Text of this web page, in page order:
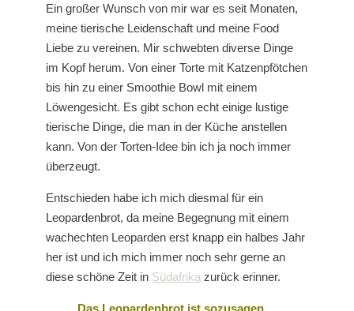
Ein großer Wunsch von mir war es seit Monaten,
meine tierische Leidenschaft und meine Food
Liebe zu vereinen. Mir schwebten diverse Dinge
im Kopf herum. Von einer Torte mit Katzenpfötchen
bis hin zu einer Smoothie Bowl mit einem
Löwengesicht. Es gibt schon echt einige lustige
tierische Dinge, die man in der Küche anstellen
kann. Von der Torten-Idee bin ich ja noch immer
überzeugt.
Entschieden habe ich mich diesmal für ein
Leopardenbrot, da meine Begegnung mit einem
wachechten Leoparden erst knapp ein halbes Jahr
her ist und ich mich immer noch sehr gerne an
diese schöne Zeit in Südafrika zurück erinner.
Das Leopardenbrot ist sozusagen